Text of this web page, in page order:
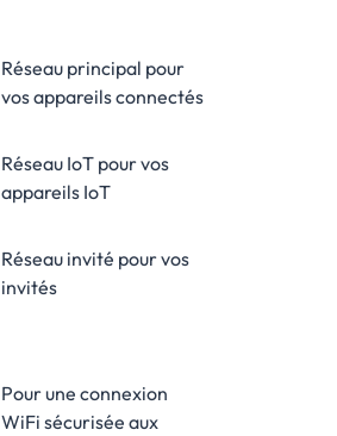
Réseau principal pour
vos appareils connectés
Réseau IoT pour vos
appareils IoT
Réseau invité pour vos
invités
Pour une connexion
WiFi sécurisée aux